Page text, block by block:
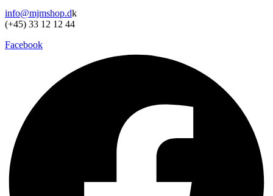
på
varesiden
info@mjmshop.dk
(+45) 33 12 12 44
Facebook